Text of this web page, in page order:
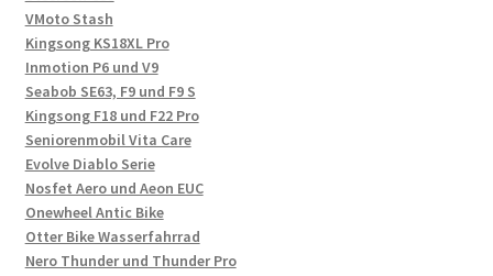
VMoto Stash
Kingsong KS18XL Pro
Inmotion P6 und V9
Seabob SE63, F9 und F9 S
Kingsong F18 und F22 Pro
Seniorenmobil Vita Care
Evolve Diablo Serie
Nosfet Aero und Aeon EUC
Onewheel Antic Bike
Otter Bike Wasserfahrrad
Nero Thunder und Thunder Pro